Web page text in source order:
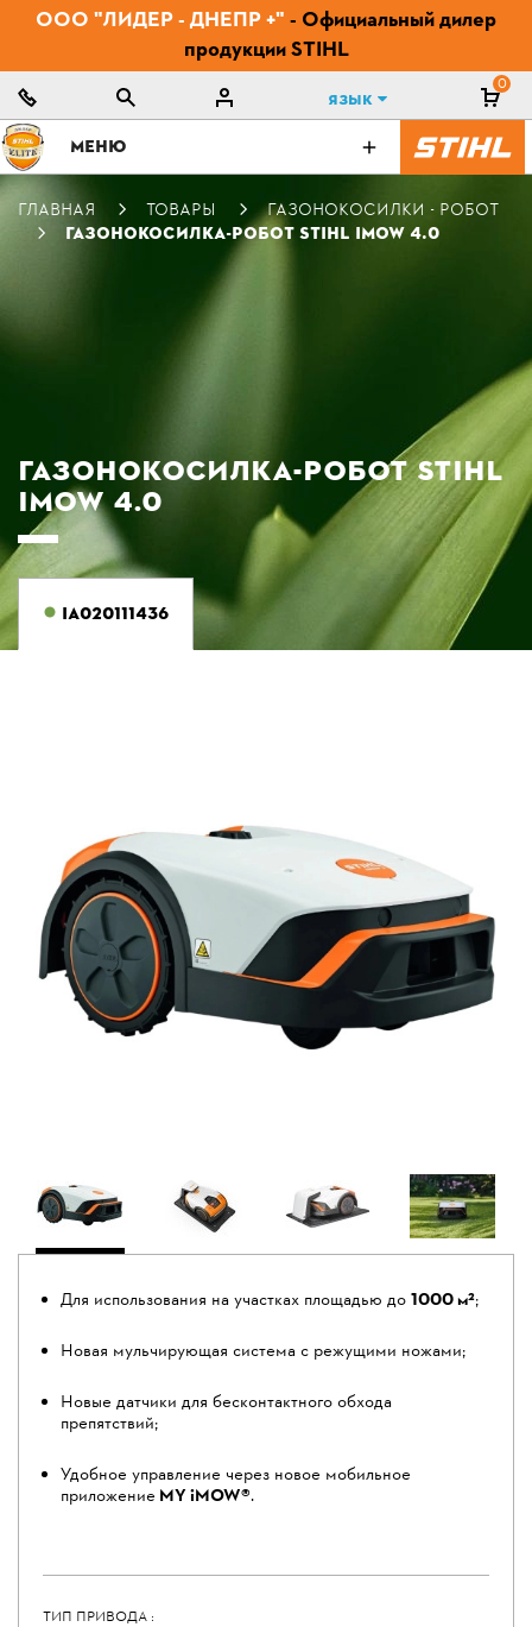
ООО "ЛИДЕР - ДНЕПР +" - Официальный дилер
продукции STIHL
Язык
0
МЕНЮ
ГЛАВНАЯ ТОВАРЫ
ГАЗОНОКОСИЛКИ - РОБОТ
ГАЗОНОКОСИЛКА-РОБОТ STIHL IMOW 4.0
ГАЗОНОКОСИЛКА-РОБОТ STIHL
IMOW 4.0
IA020111436
Для использования на участках площадью до1000 м²;
Новая мульчирующая система с режущими ножами;
Новые датчики для бесконтактного обхода
препятствий;
Удобное управление через новое мобильное
приложение MY iMOW®.
ТИП ПРИВОДА :